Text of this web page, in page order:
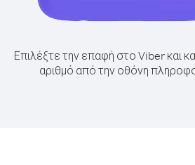
Επιλέξτε την επαφή στο Viber και
αριθμό από την οθόνη